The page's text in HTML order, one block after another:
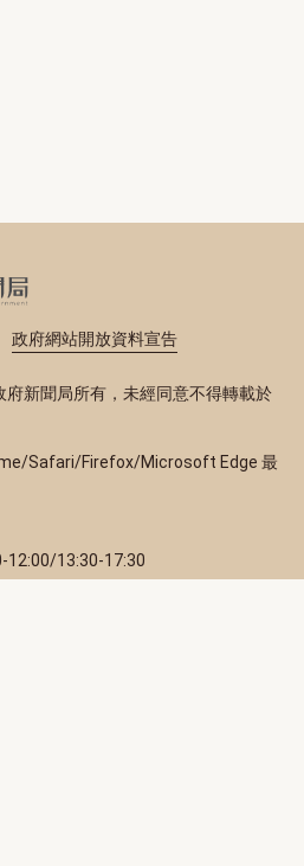
政府網站開放資料宣告
新聞局所有，未經同意不得轉載於
Safari/Firefox/Microsoft Edge 最
12:00/13:30-17:30